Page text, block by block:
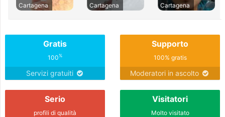
Cartagena
Cartagena
Cartagena
Gratis
100%
Servizi gratuiti
Supporto
100% gratis
Moderatori in ascolto
Serio
profili di qualità
Visitatori
Molto visitato